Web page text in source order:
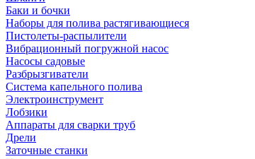
Баки и бочки
Наборы для полива растягивающиеся
Пистолеты-распылители
Вибрационный погружной насос
Насосы садовые
Разбрызгиватели
Система капельного полива
Электроинструмент
Лобзики
Аппараты для сварки труб
Дрели
Заточные станки